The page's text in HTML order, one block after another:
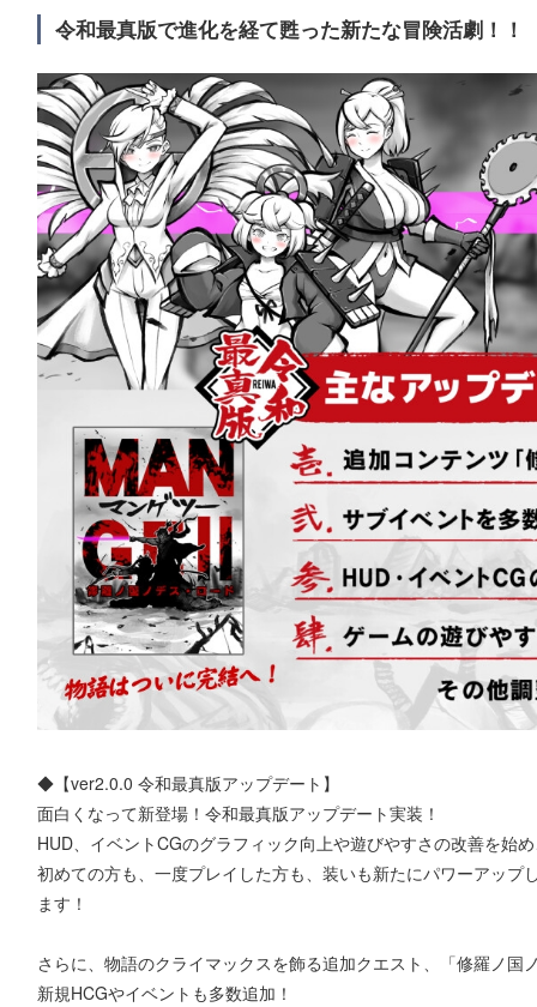
令和最真版で進化を経て甦った新たな冒険活劇！！
◆【ver2.0.0 令和最真版アップデート】
面白くなって新登場！令和最真版アップデート実装！
HUD、イベントCGのグラフィック向上や遊びやすさの改善を始
初めての方も、一度プレイした方も、装いも新たにパワーアップ
ます！
さらに、物語のクライマックスを飾る追加クエスト、「修羅ノ国
新規HCGやイベントも多数追加！